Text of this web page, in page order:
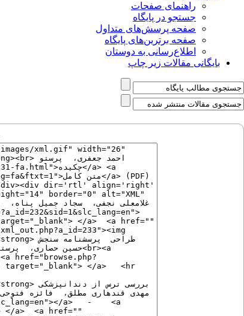
راهنمای صفحات
جستجو در پایگاه
صفحه پرسش‌های متداول
صفحه برترین‌های پایگاه
اطلاع‌رسانی به دوستان
بایگانی مقالات زیر چاپ